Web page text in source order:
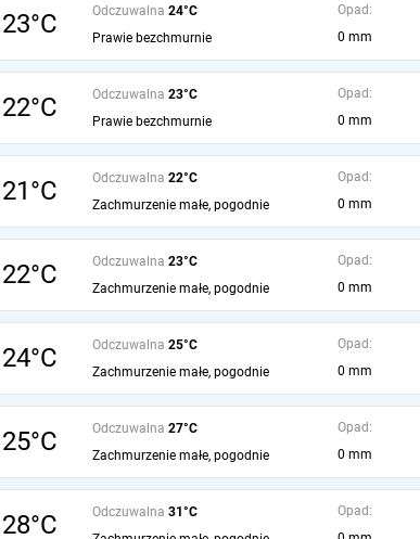
23°C Odczuwalna 24°C
Prawie bezchmurnie
Opad:
0 mm
22°C Odczuwalna 23°C
Prawie bezchmurnie
Opad:
0 mm
21°C Odczuwalna 22°C
Zachmurzenie małe, pogodnie
Opad:
0 mm
22°C Odczuwalna 23°C
Zachmurzenie małe, pogodnie
Opad:
0 mm
24°C Odczuwalna 25°C
Zachmurzenie małe, pogodnie
Opad:
0 mm
25°C Odczuwalna 27°C
Zachmurzenie małe, pogodnie
Opad:
0 mm
28°C Odczuwalna 31°C
Opad: